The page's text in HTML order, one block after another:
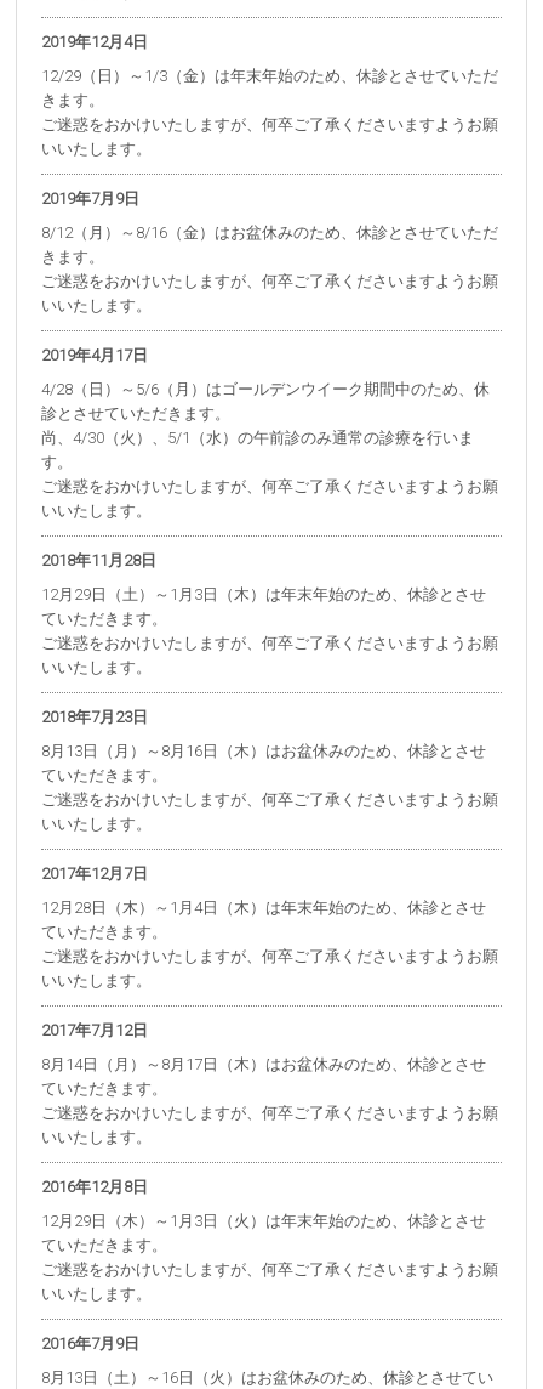
2019年12月4日
12/29（日）～1/3（金）は年末年始のため、休診とさせていただ
きます。
ご迷惑をおかけいたしますが、何卒ご了承くださいますようお願
いいたします。
2019年7月9日
8/12（月）～8/16（金）はお盆休みのため、休診とさせていただ
きます。
ご迷惑をおかけいたしますが、何卒ご了承くださいますようお願
いいたします。
2019年4月17日
4/28（日）～5/6（月）はゴールデンウイーク期間中のため、休
診とさせていただきます。
尚、4/30（火）、5/1（水）の午前診のみ通常の診療を行いま
す。
ご迷惑をおかけいたしますが、何卒ご了承くださいますようお願
いいたします。
2018年11月28日
12月29日（土）～1月3日（木）は年末年始のため、休診とさせ
ていただきます。
ご迷惑をおかけいたしますが、何卒ご了承くださいますようお願
いいたします。
2018年7月23日
8月13日（月）～8月16日（木）はお盆休みのため、休診とさせ
ていただきます。
ご迷惑をおかけいたしますが、何卒ご了承くださいますようお願
いいたします。
2017年12月7日
12月28日（木）～1月4日（木）は年末年始のため、休診とさせ
ていただきます。
ご迷惑をおかけいたしますが、何卒ご了承くださいますようお願
いいたします。
2017年7月12日
8月14日（月）～8月17日（木）はお盆休みのため、休診とさせ
ていただきます。
ご迷惑をおかけいたしますが、何卒ご了承くださいますようお願
いいたします。
2016年12月8日
12月29日（木）～1月3日（火）は年末年始のため、休診とさせ
ていただきます。
ご迷惑をおかけいたしますが、何卒ご了承くださいますようお願
いいたします。
2016年7月9日
8月13日（土）～16日（火）はお盆休みのため、休診とさせてい